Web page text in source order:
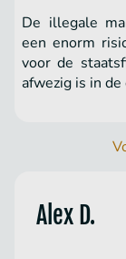
De illegale
een enorm
voor de
afwezig is in
Alex D.